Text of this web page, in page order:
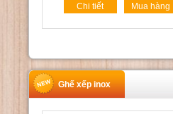
Chi tiết
Mua hàng
Ghế xếp inox